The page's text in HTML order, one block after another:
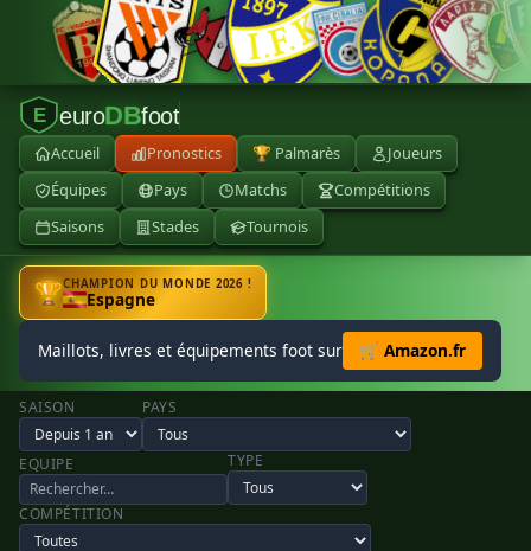
E euroDBfoot
Accueil Pronostics 🏆 Palmarès
Joueurs
Équipes
Pays Matchs
Compétitions
Saisons
Stades Tournois
🏆CHAMPION DU MONDE 2026 !
Espagne
Maillots, livres et équipements foot sur 🛒 Amazon.fr
SAISON PAYS
EQUIPE TYPE
COMPÉTITION